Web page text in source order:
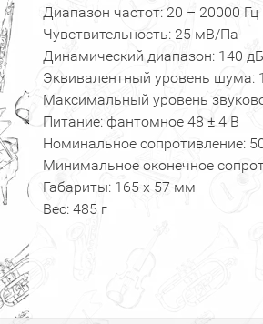
Диапазон частот: 20 – 20000 Гц
Чувствительность: 25 мВ/Па
Динамический диапазон: 140 дБ
Эквивалентный уровень шума:
Максимальный уровень
Питание: фантомное 48 ± 4 В
Номинальное сопротивление:
Минимальное оконечное
Габариты: 165 х 57 мм
Вес: 485 г